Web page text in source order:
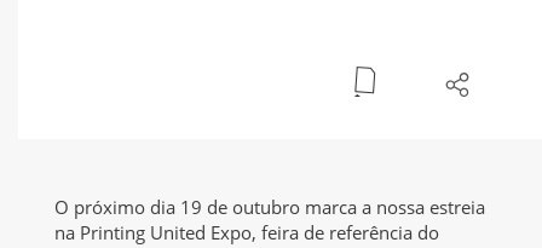
O próximo dia 19 de outubro marca a nossa estreia
na Printing United Expo, feira de referência do